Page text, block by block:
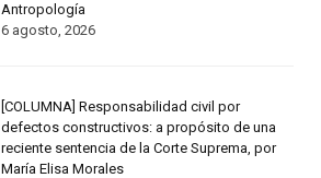
Antropología
6 agosto, 2026
[COLUMNA] Responsabilidad civil por
defectos constructivos: a propósito de una
reciente sentencia de la Corte Suprema, por
María Elisa Morales